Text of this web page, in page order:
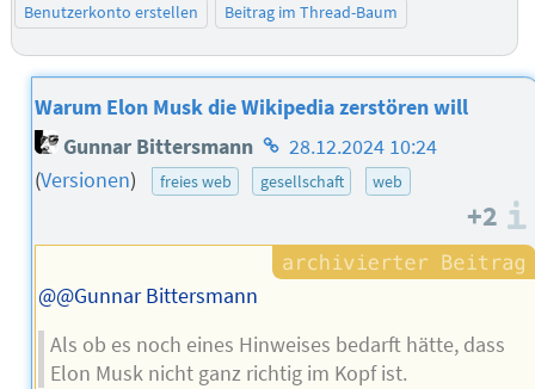
Benutzerkonto erstellen
Beitrag im Thread-Baum
Warum Elon Musk die Wikipedia zerstören will
Gunnar Bittersmann Homepage
des
28.12.2024 10:24
(Versionen) freies web gesellschaft web
+2
@@Gunnar Bittersmann
Als ob es noch eines Hinweises bedarft hätte, dass
Elon Musk nicht ganz richtig im Kopf ist.